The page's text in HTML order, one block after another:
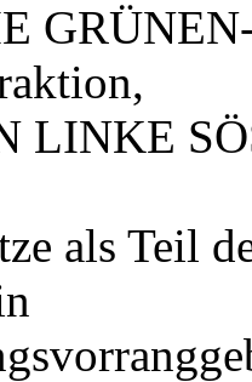
LINKE
als Teil